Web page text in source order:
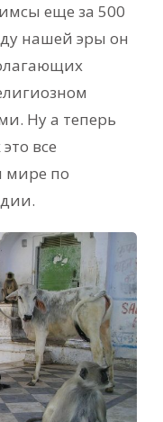
еще за 500
нашей эры он
Ну а теперь
все
мире по